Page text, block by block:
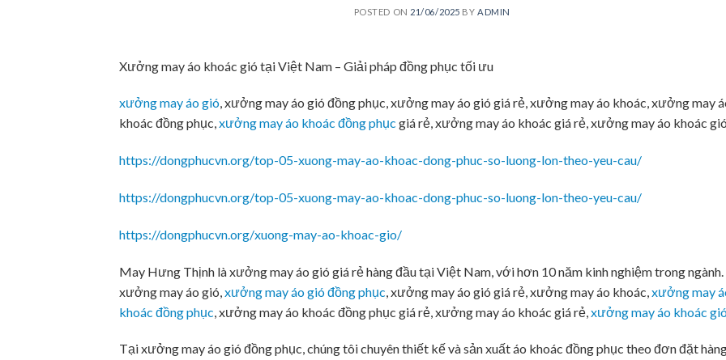
POSTED ON 21/06/2025 BY ADMIN
Xưởng may áo khoác gió tại Việt Nam – Giải pháp đồng phục tối ưu
xưởng may áo gió, xưởng may áo gió đồng phục, xưởng may áo gió giá rẻ, xưởng may áo khoác, xưởng may
khoác đồng phục,xưởng may áo khoác đồng phục giá rẻ, xưởng may áo khoác giá rẻ, xưởng may áo khoác
https://dongphucvn.org/top-05-xuong-may-ao-khoac-dong-phuc-so-luong-lon-theo-yeu-cau/
https://dongphucvn.org/top-05-xuong-may-ao-khoac-dong-phuc-so-luong-lon-theo-yeu-cau/
https://dongphucvn.org/xuong-may-ao-khoac-gio/
May Hưng Thịnh là xưởng may áo gió giá rẻ hàng đầu tại Việt Nam, với hơn 10 năm kinh nghiệm trong ngành.
xưởng may áo gió, xưởng may áo gió đồng phục , xưởng may áo gió giá rẻ, xưởng may áo khoác, xưởng may
khoác đồng phục , xưởng may áo khoác đồng phục giá rẻ, xưởng may áo khoác giá rẻ, xưởng may áo khoác
Tại xưởng may áo gió đồng phục, chúng tôi chuyên thiết kế và sản xuất áo khoác đồng phục theo đơn đặt